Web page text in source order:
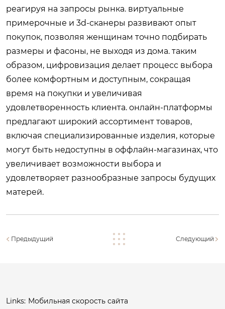
реагируя на запросы рынка. виртуальные
примерочные и 3d-сканеры развивают опыт
покупок, позволяя женщинам точно подбирать
размеры и фасоны, не выходя из дома. таким
образом, цифровизация делает процесс выбора
более комфортным и доступным, сокращая
время на покупки и увеличивая
удовлетворенность клиента. онлайн-платформы
предлагают широкий ассортимент товаров,
включая специализированные изделия, которые
могут быть недоступны в оффлайн-магазинах, что
увеличивает возможности выбора и
удовлетворяет разнообразные запросы будущих
матерей.
Предыдущий Следующий
Links: Мобильная скорость сайта